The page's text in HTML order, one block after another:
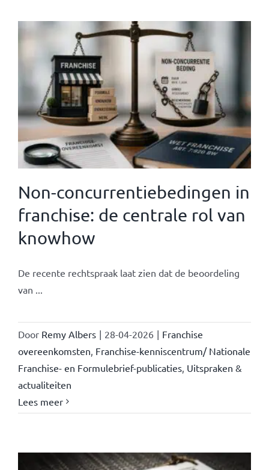
Non-concurrentiebedingen in
franchise: de centrale rol van
knowhow
De recente rechtspraak laat zien dat de beoordeling
van ...
Door Remy Albers | 28-04-2026 | Franchise
overeenkomsten Franchise-kenniscentrum/ Nationale
Franchise- en Formulebrief-publicaties Uitspraken &
actualiteiten
Lees meer